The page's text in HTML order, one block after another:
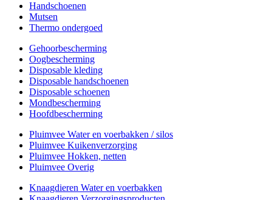
Handschoenen
Mutsen
Thermo ondergoed
Gehoorbescherming
Oogbescherming
Disposable kleding
Disposable handschoenen
Disposable schoenen
Mondbescherming
Hoofdbescherming
Pluimvee Water en voerbakken / silos
Pluimvee Kuikenverzorging
Pluimvee Hokken, netten
Pluimvee Overig
Knaagdieren Water en voerbakken